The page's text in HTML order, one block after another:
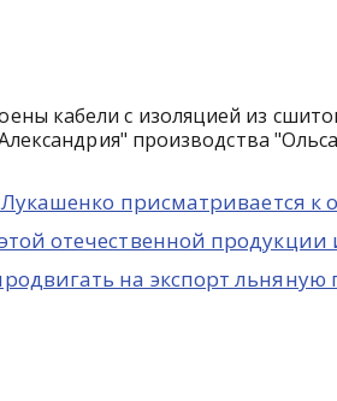
кабели с изоляцией из
производства
присматривается
отечественной
на экспорт